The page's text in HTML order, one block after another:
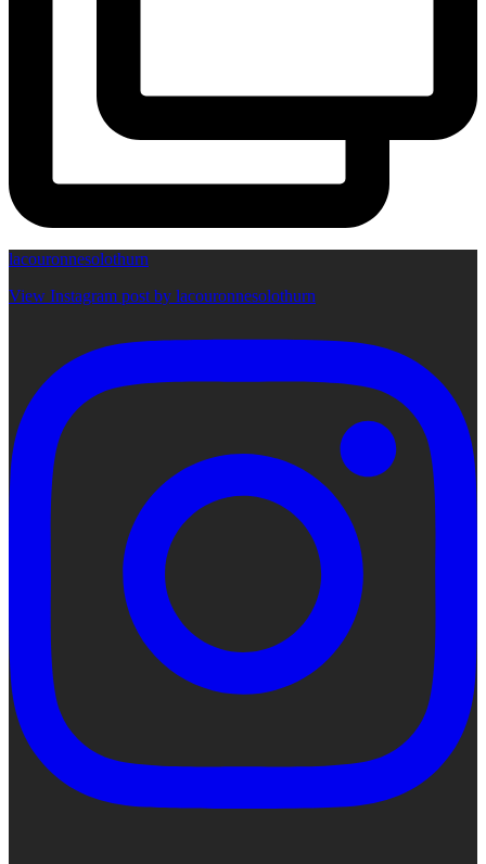
lacouronnesolothurn
View Instagram post by lacouronnesolothurn